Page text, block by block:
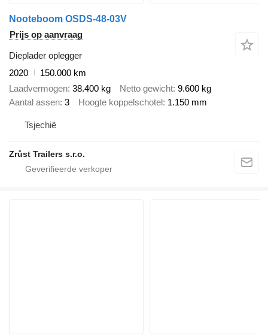
Nooteboom OSDS-48-03V
Prijs op aanvraag
Dieplader oplegger
2020
150.000 km
Laadvermogen 38.400 kg Netto gewicht 9.600 kg
Aantal assen 3 Hoogte koppelschotel 1.150 mm
Tsjechië
Zrůst Trailers s.r.o.